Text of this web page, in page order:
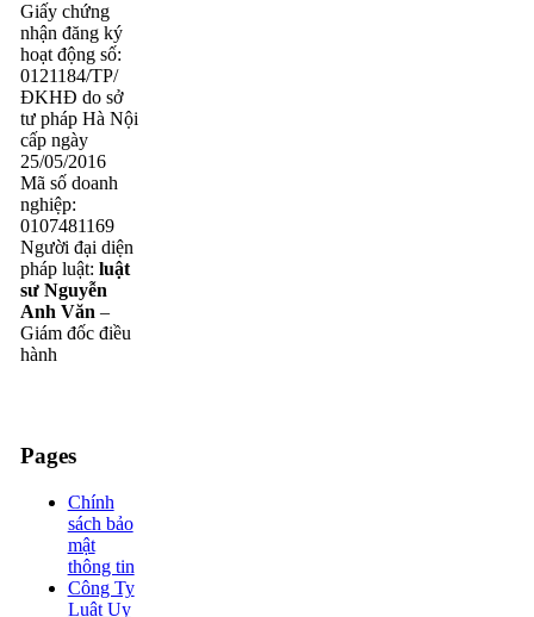
Giấy chứng
nhận đăng ký
hoạt động số:
0121184/TP/
ĐKHĐ do sở
tư pháp Hà Nội
cấp ngày
25/05/2016
Mã số doanh
nghiệp:
0107481169
Người đại diện
pháp luật: luật
sư Nguyễn
Anh Văn –
Giám đốc điều
hành
Pages
Chính
sách bảo
mật
thông tin
Công Ty
Luật Uy